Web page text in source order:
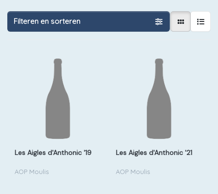
Filteren en sorteren
Les Aigles d'Anthonic '19
AOP Moulis
Les Aigles d'Anthonic '21
AOP Moulis